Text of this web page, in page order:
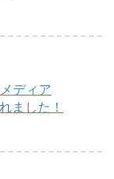
ディア
ました！